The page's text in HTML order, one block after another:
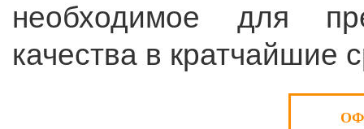
необходимое для
качества в кратчайшие